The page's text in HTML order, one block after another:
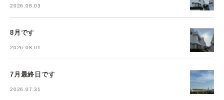
2026.08.03
8月です
2026.08.01
7月最終日です
2026.07.31